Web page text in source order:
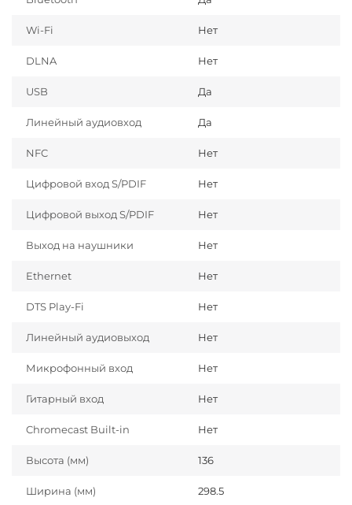
Wi-Fi Нет
DLNA Нет
USB Да
Линейный аудиовход Да
NFC Нет
Цифровой вход S/PDIF Нет
Цифровой выход S/PDIF Нет
Выход на наушники Нет
Ethernet Нет
DTS Play-Fi Нет
Линейный аудиовыход Нет
Микрофонный вход Нет
Гитарный вход Нет
Chromecast Built-in Нет
Высота (мм) 136
Ширина (мм) 298.5